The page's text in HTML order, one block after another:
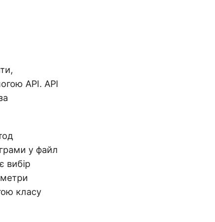
API. API
у файл
вибір
класу